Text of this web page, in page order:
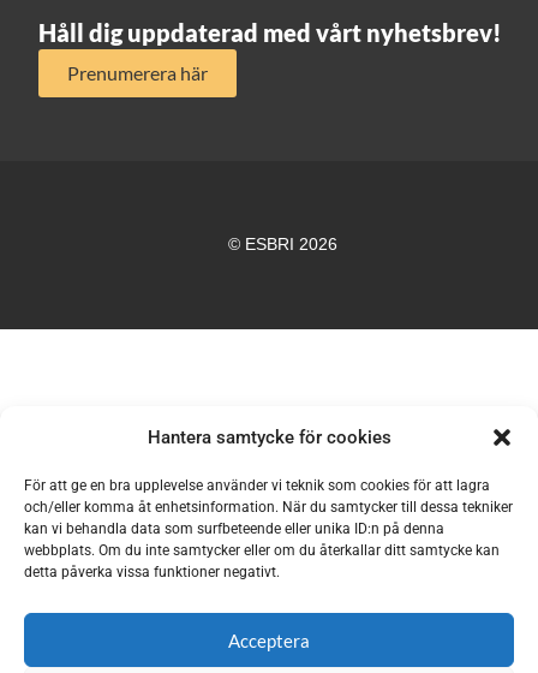
Hantera samtycke för cookies
För att ge en bra upplevelse använder vi teknik som cookies för att lagra
och/eller komma åt enhetsinformation. När du samtycker till dessa tekniker
kan vi behandla data som surfbeteende eller unika ID:n på denna
webbplats. Om du inte samtycker eller om du återkallar ditt samtycke kan
detta påverka vissa funktioner negativt.
Acceptera
Håll dig uppdaterad med vårt nyhetsbrev!
Prenumerera här
© ESBRI 2026